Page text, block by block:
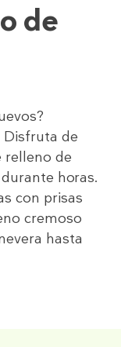
de
Disfruta de
relleno de
horas.
con prisas
cremoso
hasta